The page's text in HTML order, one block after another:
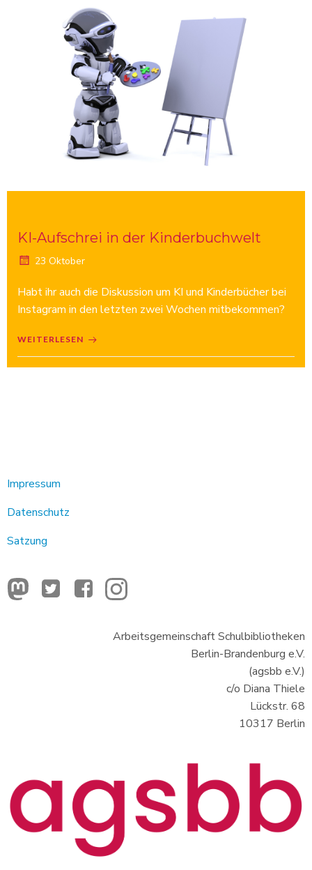
KI-Aufschrei in der Kinderbuchwelt
23 Oktober
Habt ihr auch die Diskussion um KI und Kinderbücher bei
Instagram in den letzten zwei Wochen mitbekommen?
WEITERLESEN
Impressum
Datenschutz
Satzung
Arbeitsgemeinschaft Schulbibliotheken
Berlin-Brandenburg e.V.
(agsbb e.V.)
c/o Diana Thiele
Lückstr. 68
10317 Berlin